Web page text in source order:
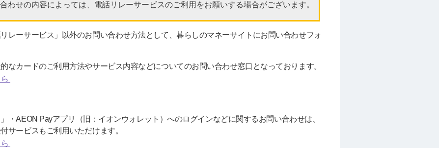
わせの内容によっては、電話リレーサービスのご利用をお願いする場合がございます。
レーサービス」以外のお問い合わせ方法として、暮らしのマネーサイトにお問い合わせフォ
なカードのご利用方法やサービス内容などについてのお問い合わせ窓口となっております。
・AEON Payアプリ（旧：イオンウォレット）へのログインなどに関するお問い合わせは、
サービスもご利用いただけます。